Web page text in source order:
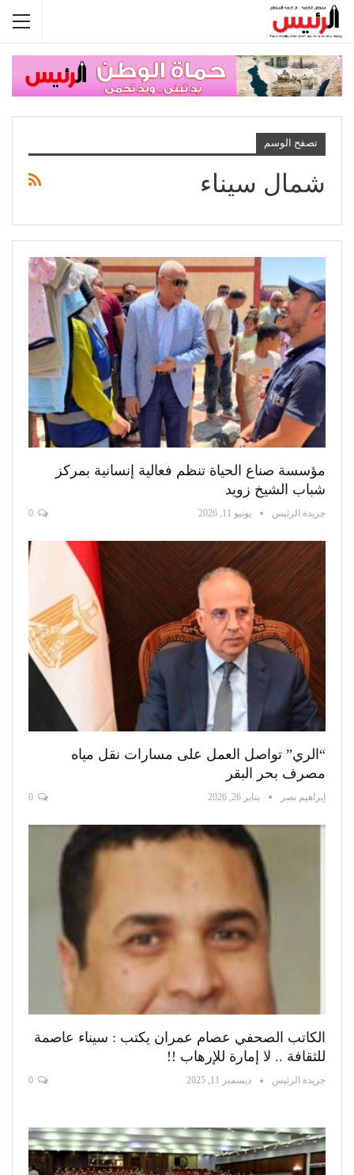
تصفح الوسم
شمال سيناء
مؤسسة صناع الحياة تنظم فعالية إنسانية بمركز
شباب الشيخ زويد
جريدة الرئيس يونيو 11, 2026
“الري” تواصل العمل على مسارات نقل مياه
مصرف بحر البقر
إبراهيم نصر يناير 26, 2026
الكاتب الصحفي عصام عمران يكتب : سيناء عاصمة
للثقافة .. لا إمارة للإرهاب !!
جريدة الرئيس ديسمبر 11, 2025